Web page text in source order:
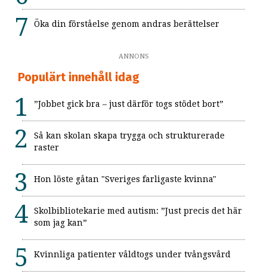
Öka din förståelse genom andras berättelser
ANNONS
Populärt innehåll idag
”Jobbet gick bra – just därför togs stödet bort”
Så kan skolan skapa trygga och strukturerade
raster
Hon löste gåtan "Sveriges farligaste kvinna"
Skolbibliotekarie med autism: ”Just precis det här
som jag kan”
Kvinnliga patienter våldtogs under tvångsvård